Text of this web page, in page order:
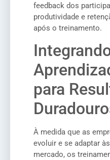
feedback dos
produtividade e
após o treinamento.
para
À medida que as
evoluir e se adaptar
mercado, os